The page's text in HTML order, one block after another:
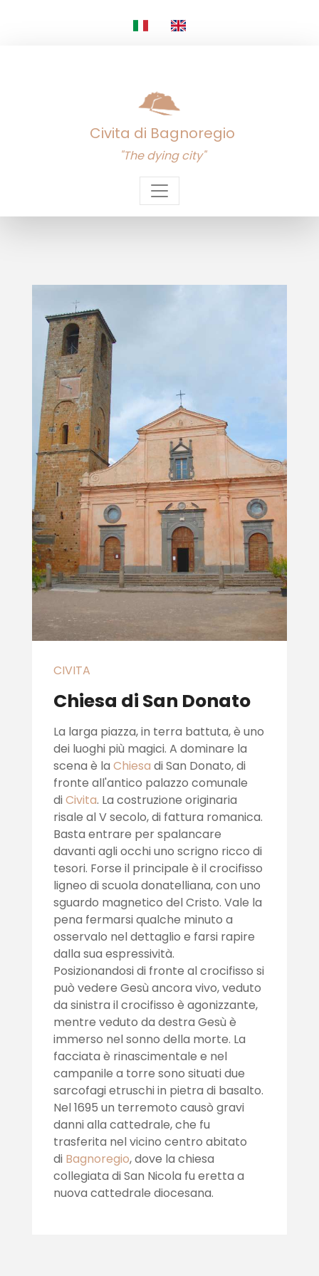
Civita di Bagnoregio
"The dying city"
CIVITA
Chiesa di San Donato
La larga piazza, in terra battuta, è uno
dei luoghi più magici. A dominare la
scena è la Chiesa di San Donato, di
fronte all'antico palazzo comunale
diCivita. La costruzione originaria
risale al V secolo, di fattura romanica.
Basta entrare per spalancare
davanti agli occhi uno scrigno ricco di
tesori. Forse il principale è il crocifisso
ligneo di scuola donatelliana, con uno
sguardo magnetico del Cristo. Vale la
pena fermarsi qualche minuto a
osservalo nel dettaglio e farsi rapire
dalla sua espressività.
Posizionandosi di fronte al crocifisso si
può vedere Gesù ancora vivo, veduto
da sinistra il crocifisso è agonizzante,
mentre veduto da destra Gesù è
immerso nel sonno della morte. La
facciata è rinascimentale e nel
campanile a torre sono situati due
sarcofagi etruschi in pietra di basalto.
Nel 1695 un terremoto causò gravi
danni alla cattedrale, che fu
trasferita nel vicino centro abitato
di Bagnoregio, dove la chiesa
collegiata di San Nicola fu eretta a
nuova cattedrale diocesana.